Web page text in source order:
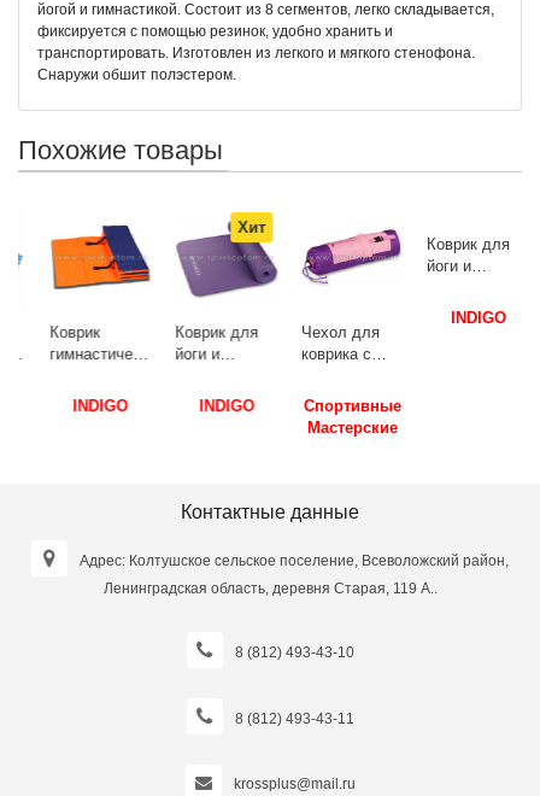
йогой и гимнастикой. Состоит из 8 сегментов, легко складывается,
фиксируется с помощью резинок, удобно хранить и
транспортировать. Изготовлен из легкого и мягкого стенофона.
Снаружи обшит полэстером.
Похожие товары
Коврик
гимнастический
INDIGO SM-
INDIGO
Коврик для
йоги и
INDIGO NBR
INDIGO
Хит
Чехол для
коврика с
SM-369 65*18
Фиолетово-
Спортивные
Мастерские
Контактные данные
Адрес: Колтушское сельское поселение, Всеволожский район,
Ленинградская область, деревня Старая, 119 А..
8 (812) 493-43-10
8 (812) 493-43-11
krossplus@mail.ru